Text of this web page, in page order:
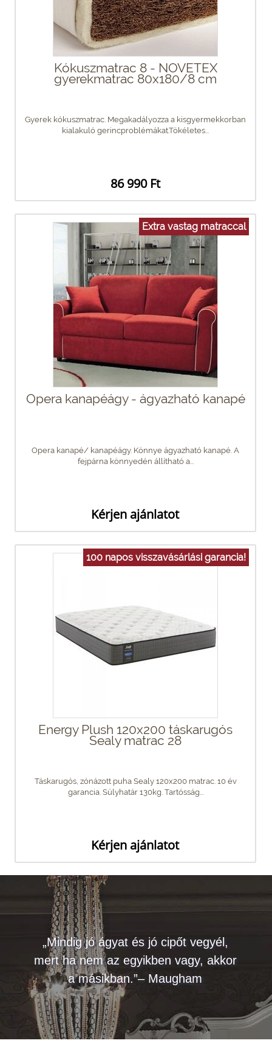
Kókuszmatrac 8 - NOVETEX
gyerekmatrac 80x180/8 cm
Gyerek kókuszmatrac. Megakadályozza a kisgyermekkorban
kialakuló gerincproblémákat.Tökéletes...
86 990 Ft
Extra vastag matraccal
Opera kanapéágy - ágyazható kanapé
Opera kanapé/ kanapéágy. Könnye ágyazható kanapé. A
fejpárna könnyedén állítható a...
Kérjen ajánlatot
100 napos visszavásárlási garancia!
Energy Plush 120x200 táskarugós
Sealy matrac 28
Táskarugós, zónázott puha Sealy 120x200 matrac. 10 év
garancia. Súlyhatár 130kg. Tartósság...
Kérjen ajánlatot
„Mindig jó ágyat és jó cipőt vegyél,
mert ha nem az egyikben vagy, akkor
a másikban.”– Maugham